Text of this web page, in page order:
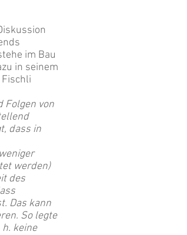
im Bau
in seinem
Folgen von
dass in
werden)
des
Das kann
So legte
keine